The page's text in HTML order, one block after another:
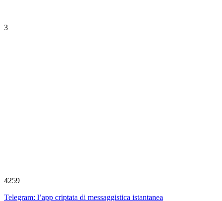
3
4259
Telegram: l’app criptata di messaggistica istantanea